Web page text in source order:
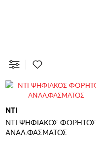
NTI
NTI ΨΗΦΙΑΚΟΣ ΦΟΡΗΤΟΣ
ΑΝΑΛ.ΦΑΣΜΑΤΟΣ